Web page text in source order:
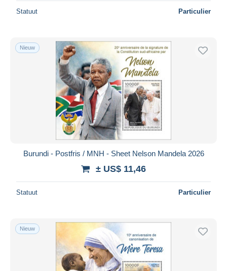
Statuut Particulier
Nieuw
Burundi - Postfris / MNH - Sheet Nelson Mandela 2026
± US$ 11,46
Statuut Particulier
Nieuw